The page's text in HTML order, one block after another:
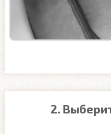
2.